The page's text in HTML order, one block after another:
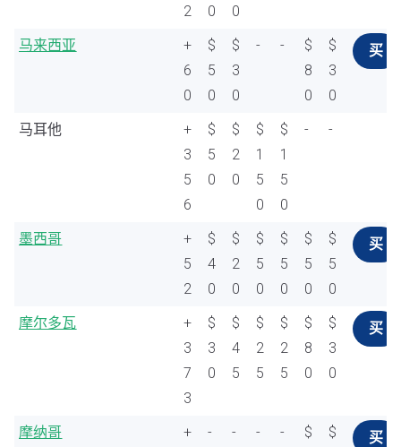
2
0
0
马来西亚
+
6
0
$
5
0
$
3
0
- -
$
8
0
$
3
0
买
马耳他
+
3
5
6
$
5
0
$
2
0
$
1
5
0
$
1
5
0
- -
墨西哥
+
5
2
$
4
0
$
2
0
$
5
0
$
5
0
$
5
0
$
5
0
买
摩尔多瓦
+
3
7
3
$
3
0
$
4
5
$
2
5
$
2
5
$
8
0
$
3
0
买
摩纳哥
+
- - - -
$
$
买